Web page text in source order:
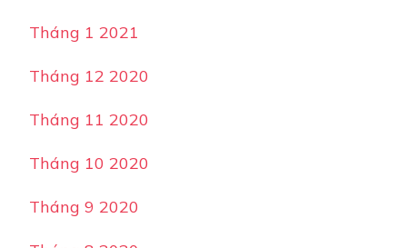
Tháng 1 2021
Tháng 12 2020
Tháng 11 2020
Tháng 10 2020
Tháng 9 2020